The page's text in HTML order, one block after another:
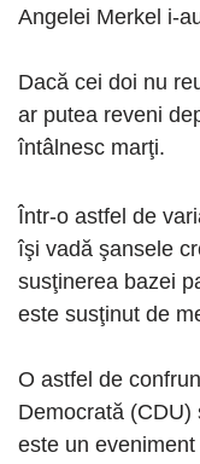
Angelei Merkel i-
Dacă cei doi nu
ar putea reveni
întâlnesc marţi.
Într-o astfel de
îşi vadă şansele
susţinerea bazei
este susţinut de
O astfel de
Democrată (CDU)
este un